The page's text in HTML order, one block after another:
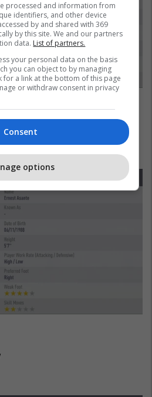
processed and information from
identifiers, and other device
by and shared with 369
by this site. We and our partners
data. List of partners.
your personal data on the basis
you can object to by managing
a link at the bottom of this page
or withdraw consent in privacy
Consent
options